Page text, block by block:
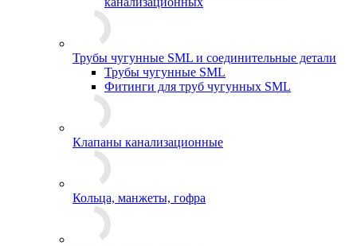
Трубы чугунные SML и соединительные детали
Трубы чугунные SML
Фитинги для труб чугунных SML
Клапаны канализационные
Кольца, манжеты, гофра